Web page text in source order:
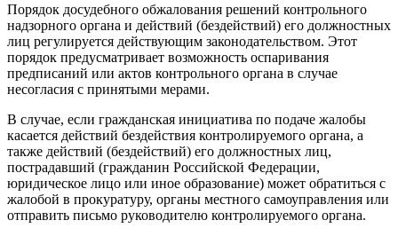
Порядок досудебного обжалования решений контрольного
надзорного органа и действий (бездействий) его должностных
лиц регулируется действующим законодательством. Этот
порядок предусматривает возможность оспаривания
предписаний или актов контрольного органа в случае
несогласия с принятыми мерами.
В случае, если гражданская инициатива по подаче жалобы
касается действий бездействия контролируемого органа, а
также действий (бездействий) его должностных лиц,
пострадавший (гражданин Российской Федерации,
юридическое лицо или иное образование) может обратиться с
жалобой в прокуратуру, органы местного самоуправления или
отправить письмо руководителю контролируемого органа.